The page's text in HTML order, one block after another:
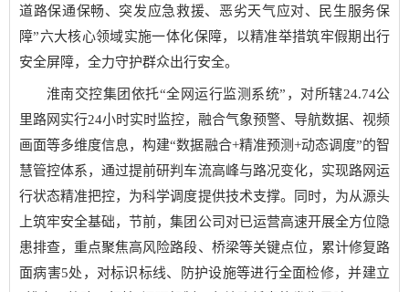
道路保通保畅、突发应急救援、恶劣天气应对、民生服务保
障”六大核心领域实施一体化保障，以精准举措筑牢假期出行
安全屏障，全力守护群众出行安全。
淮南交控集团依托“全网运行监测系统”，对所辖24.74公
里路网实行24小时实时监控，融合气象预警、导航数据、视频
画面等多维度信息，构建“数据融合+精准预测+动态调度”的智
慧管控体系，通过提前研判车流高峰与路况变化，实现路网运
行状态精准把控，为科学调度提供技术支撑。同时，为从源头
上筑牢安全基础，节前，集团公司对已运营高速开展全方位隐
患排查，重点聚焦高风险路段、桥梁等关键点位，累计修复路
面病害5处，对标识标线、防护设施等进行全面检修，并建立